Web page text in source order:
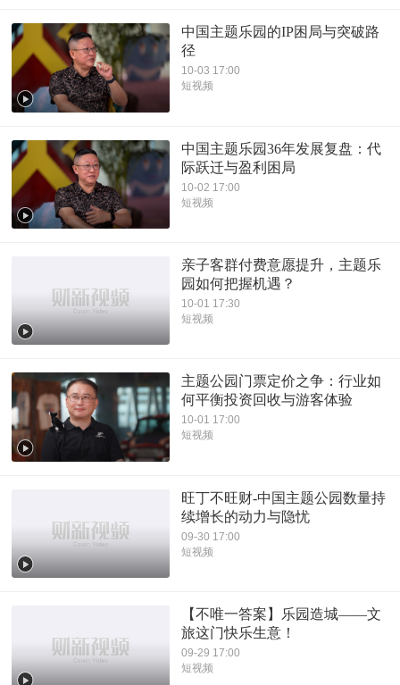
中国主题乐园的IP困局与突破路
径
10-03 17:00
短视频
中国主题乐园36年发展复盘：代
际跃迁与盈利困局
10-02 17:00
短视频
亲子客群付费意愿提升，主题乐
园如何把握机遇？
10-01 17:30
短视频
主题公园门票定价之争：行业如
何平衡投资回收与游客体验
10-01 17:00
短视频
旺丁不旺财-中国主题公园数量持
续增长的动力与隐忧
09-30 17:00
短视频
【不唯一答案】乐园造城——文
旅这门快乐生意！
09-29 17:00
短视频